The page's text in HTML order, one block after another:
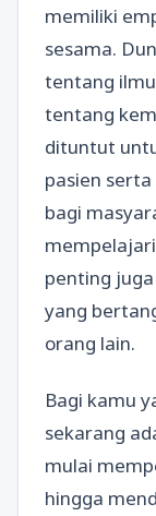
memiliki
sesama.
tentang
tentang
dituntut
pasien
bagi
mempelajari
penting
yang
orang lain.
Bagi kamu
sekarang
mulai
hingga